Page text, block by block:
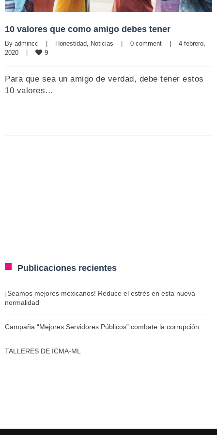
10 valores que como amigo debes tener
By admincc | Honestidad Noticias | 0 comment |
4 febrero,
2020 | 9
Para que sea un amigo de verdad, debe tener estos
10 valores…
Publicaciones recientes
¡Seamos mejores mexicanos! Reduce el estrés en esta nueva
normalidad
Campaña “Mejores Servidores Públicos” combate la corrupción
TALLERES DE ICMA-ML